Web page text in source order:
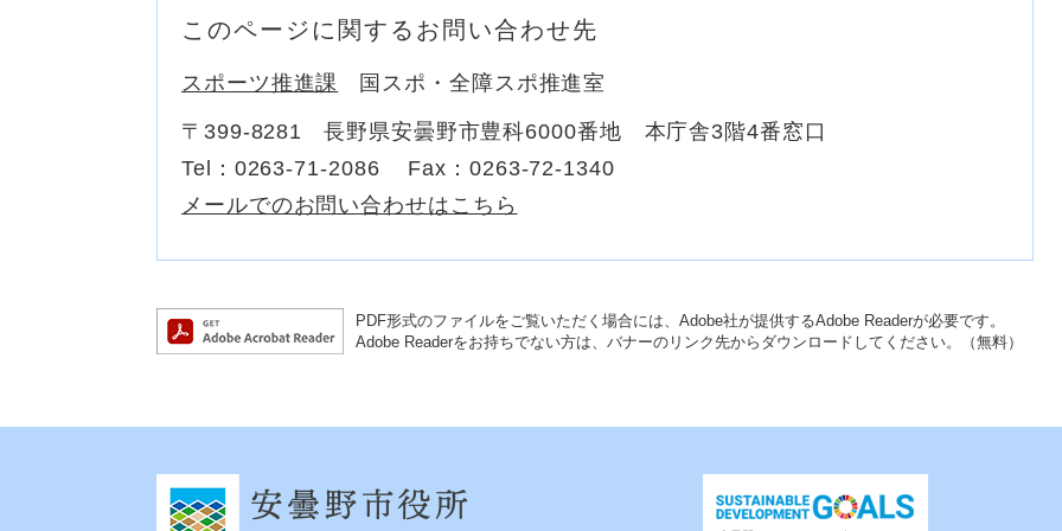
このページに関するお問い合わせ先
スポーツ推進課 国スポ・全障スポ推進室
〒399-8281
長野県安曇野市豊科6000番地 本庁舎3階4番窓口
Tel：0263-71-2086
Fax：0263-72-1340
メールでのお問い合わせはこちら
PDF形式のファイルをご覧いただく場合には、Adobe社が提供するAdobe Readerが必要です。
Adobe Readerをお持ちでない方は、バナーのリンク先からダウンロードしてください。（無料）